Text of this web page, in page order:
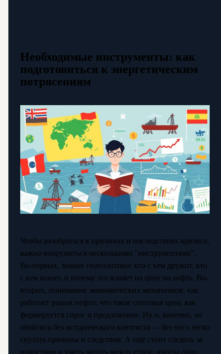
Необходимые инструменты: как
подготовиться к энергетическим
потрясениям
Чтобы разобраться в причинах и последствиях кризиса,
важно вооружиться несколькими "инструментами".
Во-первых, знание геополитики: кто с кем дружит, кто
с кем воюет, и почему это влияет на цену на нефть. Во-
вторых, понимание экономических механизмов: как
работает рынок нефти, что такое спотовая цена, как
формируется спрос и предложение. Ну и, конечно, не
обойтись без исторического контекста — без него легко
спутать причины и следствия. А ещё стоит следить за
новостями и уметь читать между строк: иногда одно